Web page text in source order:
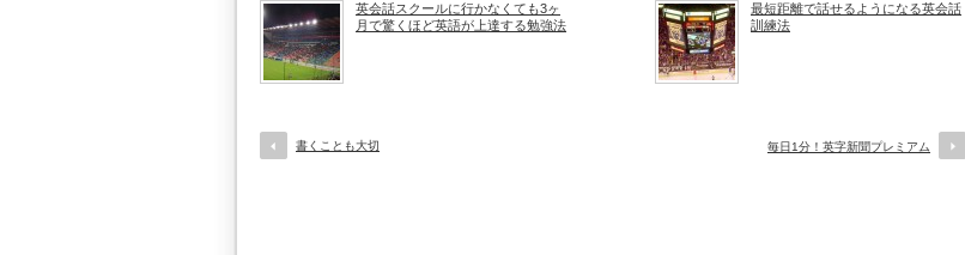
英会話スクールに行かなくても3ヶ
月で驚くほど英語が上達する勉強法
最短距離で話せるようになる英会話
訓練法
書くことも大切 毎日1分！英字新聞プレミアム